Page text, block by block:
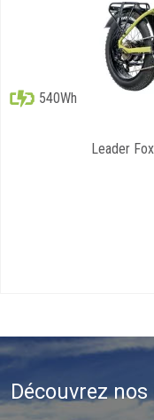
540Wh
Leader
Découvrez